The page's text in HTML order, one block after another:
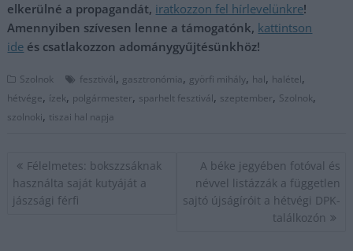
elkerülné a propagandát, iratkozzon fel hírlevelünkre!
Amennyiben szívesen lenne a támogatónk, kattintson
ide és csatlakozzon adománygyűjtésünkhöz!
Szolnok fesztivál, gasztronómia, györfi mihály, hal, halétel,
hétvége, ízek, polgármester, sparhelt fesztivál, szeptember, Szolnok,
szolnoki, tiszai hal napja
Bejegyzés
navigáció
Félelmetes: bokszzsáknak
használta saját kutyáját a
jászsági férfi
A béke jegyében fotóval és
névvel listázzák a független
sajtó újságíróit a hétvégi DPK-
találkozón